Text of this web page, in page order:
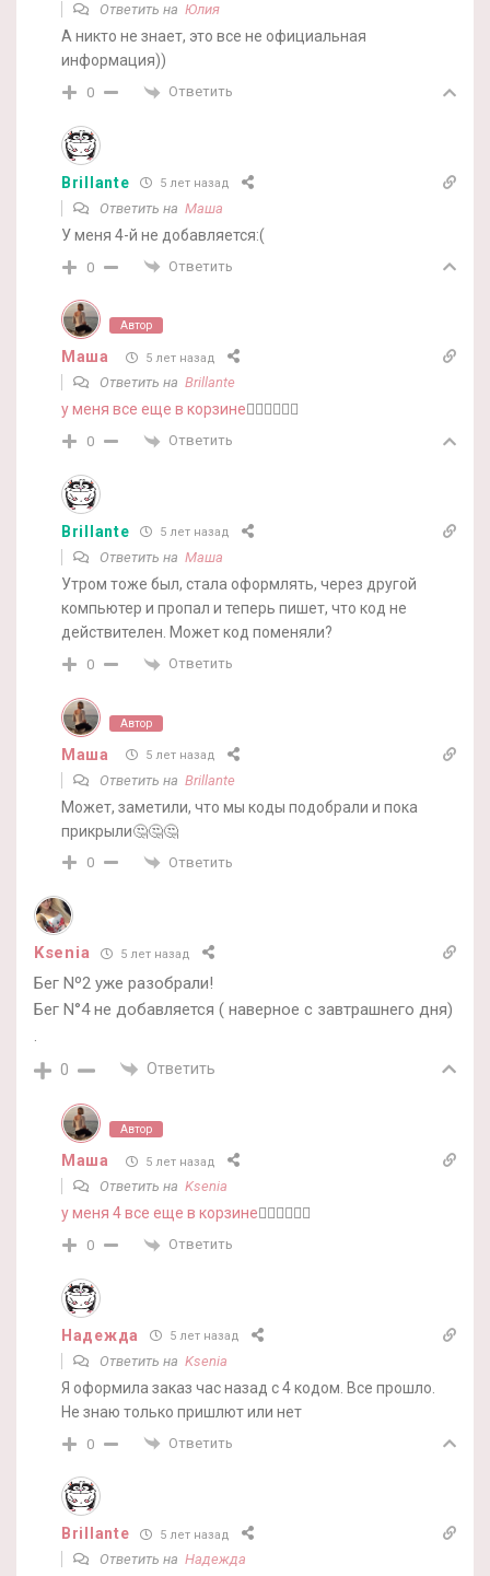
Ответить на Юлия
А никто не знает, это все не официальная
информация))
0 Ответить
Brillante 5 лет назад
Ответить на Маша
У меня 4-й не добавляется:(
0 Ответить
Автор
Маша 5 лет назад
Ответить на Brillante
у меня все еще в корзине🤷‍♀️🤷‍♀️🤷‍♀️
0 Ответить
Brillante 5 лет назад
Ответить на Маша
Утром тоже был, стала оформлять, через другой
компьютер и пропал и теперь пишет, что код не
действителен. Может код поменяли?
0 Ответить
Автор
Маша 5 лет назад
Ответить на Brillante
Может, заметили, что мы коды подобрали и пока
прикрыли🤔🤔🤔
0 Ответить
Ksenia 5 лет назад
Бег Nº2 уже разобрали!
Бег N°4 не добавляется ( наверное с завтрашнего дня)
.
0 Ответить
Автор
Маша 5 лет назад
Ответить на Ksenia
у меня 4 все еще в корзине🤷‍♀️🤷‍♀️🤷‍♀️
0 Ответить
Надежда 5 лет назад
Ответить на Ksenia
Я оформила заказ час назад с 4 кодом. Все прошло.
Не знаю только пришлют или нет
0 Ответить
Brillante 5 лет назад
Ответить на Надежда